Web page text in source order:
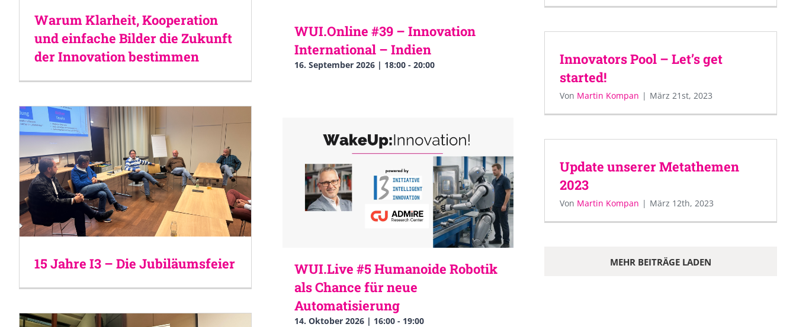
Warum Klarheit, Kooperation
und einfache Bilder die Zukunft
der Innovation bestimmen
15 Jahre I3 – Die Jubiläumsfeier
WUI.Online #39 – Innovation
International – Indien
16. September 2026 | 18:00- 20:00
WUI.Live #5 Humanoide Robotik
als Chance für neue
Automatisierung
14. Oktober 2026 | 16:00- 19:00
Innovators Pool – Let’s get
started!
Von Martin Kompan | März 21st, 2023
Update unserer Metathemen
2023
Von Martin Kompan | März 12th, 2023
MEHR BEITRÄGE LADEN